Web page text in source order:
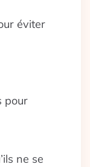
éviter
pour
ne se